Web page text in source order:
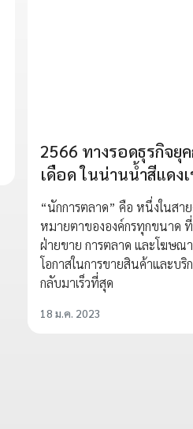
2566 ทางรอดธุรกิจยุ
เดือด ในน่านน้ำสีแดง
“นักการตลาด” คือ หนึ่งในส
หมายตาขององค์กรทุกขนาด
ฝ่ายขาย การตลาด และโฆษณ
โอกาสในการขายสินค้าและบ
กลับมาเร็วที่สุด
18 ม.ค. 2023